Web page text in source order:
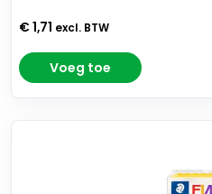
€ 1,71 excl. BTW
Voeg toe